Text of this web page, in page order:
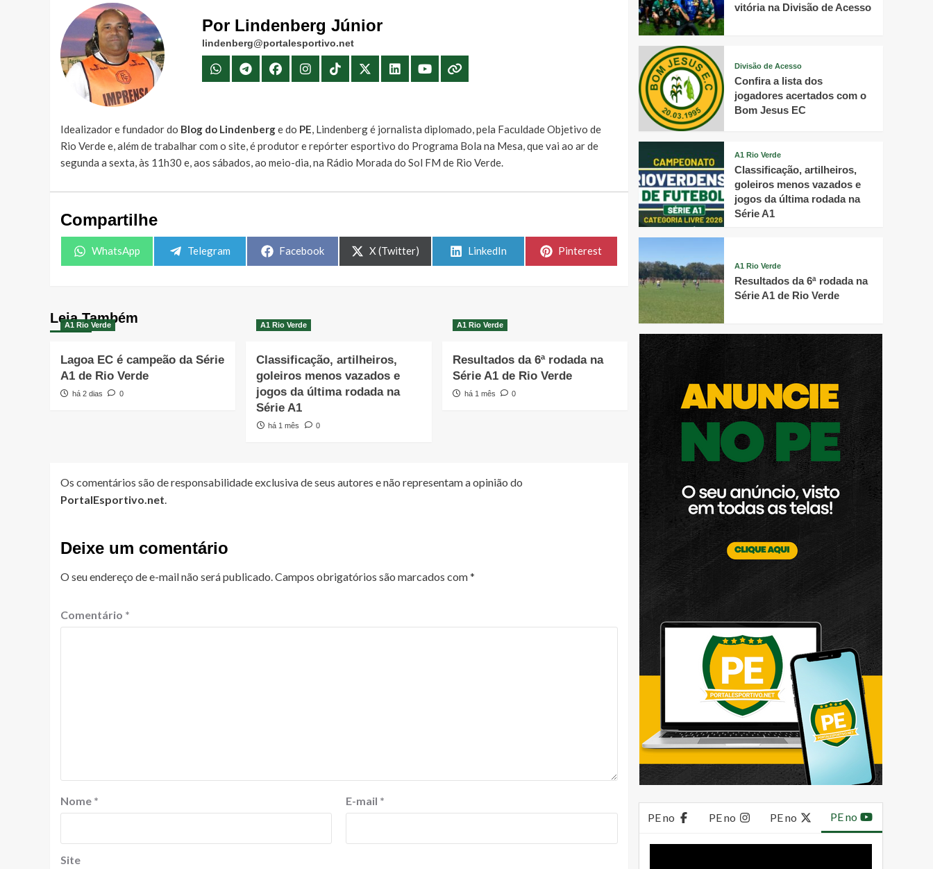
Por Lindenberg Júnior
lindenberg@portalesportivo.net
Idealizador e fundador do Blog do Lindenberge do PE, Lindenberg é jornalista diplomado, pela Faculdade Objetivo de
Rio Verde e, além de trabalhar com o site, é produtor e repórter esportivo do Programa Bola na Mesa, que vai ao ar de
segunda a sexta, às 11h30 e, aos sábados, ao meio-dia, na Rádio Morada do Sol FM de Rio Verde.
Compartilhe
Share
WhatsApp
Share
Telegram
Share
Facebook
Share
on
X (Twitter)
Share
LinkedIn
Share
Pinterest
Leia Também
A1 Rio Verde
Lagoa EC é campeão da Série
A1 de Rio Verde
há 2 dias 0
A1 Rio Verde
Classificação, artilheiros,
goleiros menos vazados e
jogos da última rodada na
Série A1
há 1 mês 0
A1 Rio Verde
Resultados da 6ª rodada na
Série A1 de Rio Verde
há 1 mês 0
Os comentários são de responsabilidade exclusiva de seus autores e não representam a opinião do
PortalEsportivo.net
Deixe um comentário
O seu endereço de e-mail não será publicado. Campos obrigatórios são marcados com*
Comentário *
Nome * E-mail *
Site
vitória na Divisão de Acesso
Divisão de Acesso
Confira a lista dos
jogadores acertados com o
Bom Jesus EC
A1 Rio Verde
Classificação, artilheiros,
goleiros menos vazados e
jogos da última rodada na
Série A1
A1 Rio Verde
Resultados da 6ª rodada na
Série A1 de Rio Verde
PE no PE no PE no PE no